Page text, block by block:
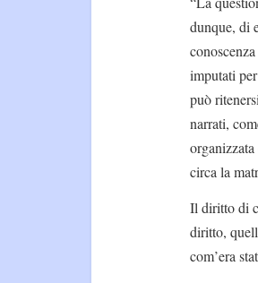
dunque, di
imputati
può
narrati,
circa la
Il diritto di
diritto,
com’era